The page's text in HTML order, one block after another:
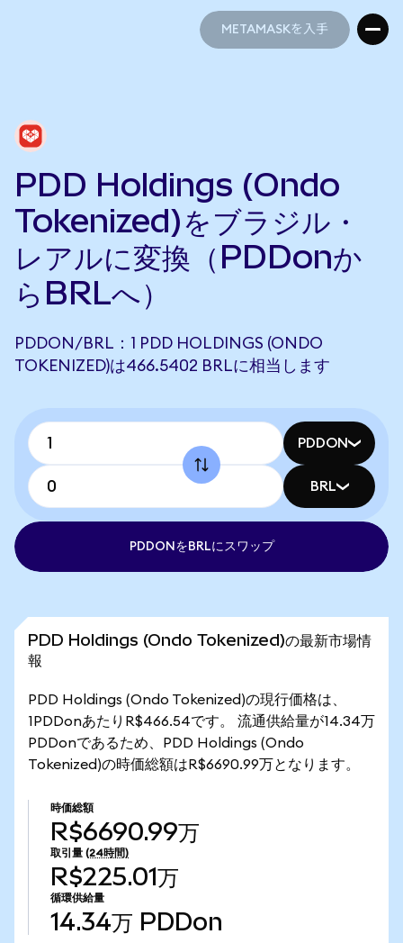
METAMASKを入手
PDD Holdings (Ondo
Tokenized)をブラジル・
レアルに変換（PDDonか
らBRLへ）
PDDON/BRL：1 PDD HOLDINGS (ONDO
TOKENIZED)は466.5402 BRLに相当します
PDDON
BRL
PDDONをBRLにスワップ
PDD Holdings (Ondo Tokenized)の最新市場情
報
PDD Holdings (Ondo Tokenized)の現行価格は、
1PDDonあたりR$466.54です。 流通供給量が14.34万
PDDonであるため、PDD Holdings (Ondo
Tokenized)の時価総額はR$6690.99万となります。
時価総額
R$6690.99万
取引量 (24時間)
R$225.01万
循環供給量
14.34万 PDDon